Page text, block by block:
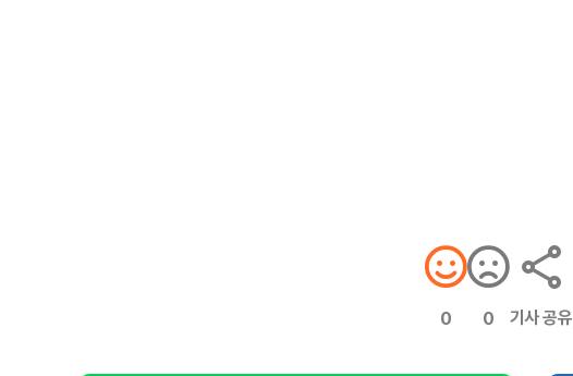
0 0 기사 공유